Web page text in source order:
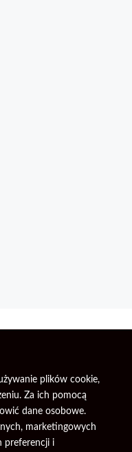
Elektroniczna
plików cookie,
Za ich pomocą
dane osobowe.
marketingowych
preferencji i